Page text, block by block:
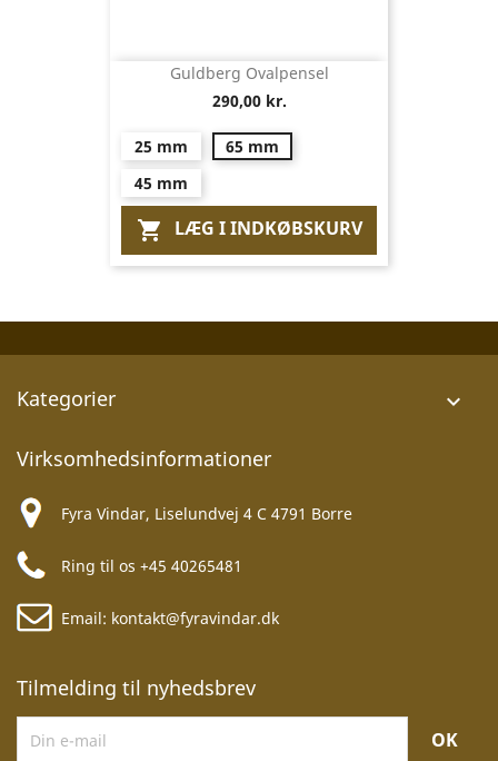
Guldberg Ovalpensel
290,00 kr.
25 mm
65 mm
45 mm
 LÆG I INDKØBSKURV
Kategorier 
Virksomhedsinformationer
Fyra Vindar, Liselundvej 4 C 4791 Borre
Ring til os +45 40265481
Email: kontakt@fyravindar.dk
Tilmelding til nyhedsbrev